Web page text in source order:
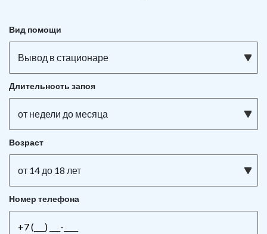
Вид помощи
Вывод в стационаре
Длительность запоя
от недели до месяца
Возраст
от 14 до 18 лет
Номер телефона